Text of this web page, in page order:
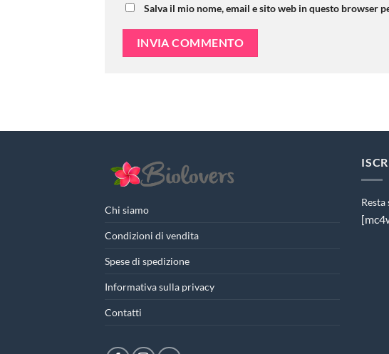
Salva il mio nome, email e sito web in questo browser
Chi siamo
Condizioni di vendita
Spese di spedizione
Informativa sulla privacy
Contatti